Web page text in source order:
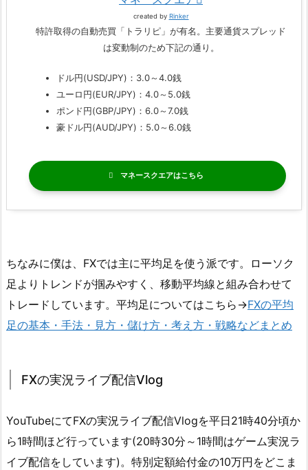
created by Rinker
特許取得の自動売買「トラリピ」が有名。主要通貨スプレッド
は変動制のため下記の通り。
ドル円(USD/JPY)：3.0～4.0銭
ユーロ円(EUR/JPY)：4.0～5.0銭
ポンド円(GBP/JPY)：6.0～7.0銭
豪ドル円(AUD/JPY)：5.0～6.0銭
マネースクエア
ちなみに僕は、FXでは主に平均足を使う派です。ローソク
足よりトレンドが掴みやすく、移動平均線と組み合わせて
トレードしています。平均足についてはこちら→FXの平均
足の基本・手法・見方・儲け方・考え方・戦略などまとめ
FXの実況ライブ配信Vlog
YouTubeにてFXの実況ライブ配信Vlogを平日21時40分頃か
ら1時間ほど行っています(20時30分～1時間はゲーム実況ラ
イブ配信をしています)。特別定額給付金の10万円をどこま